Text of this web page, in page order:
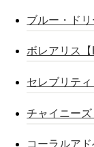
ブルー・ド
ボレアリス【
セレブリテ
チャイニーズ
コーラルア